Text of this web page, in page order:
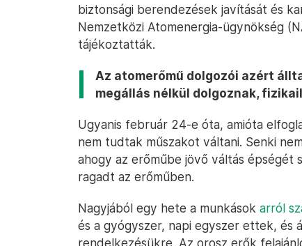
biztonsági berendezések javítását és
Nemzetközi Atomenergia-ügynökség
tájékoztatták.
Az atomerőmű dolgozói azért
megállás nélkül dolgoznak,
Ugyanis február 24-e óta, amióta
nem tudtak műszakot váltani. Senki
ahogy az erőműbe jövő váltás épségét
ragadt az erőműben.
Nagyjából egy hete a munkások arról
és a gyógyszer, napi egyszer ettek, és
rendelkezésükre. Az orosz erők